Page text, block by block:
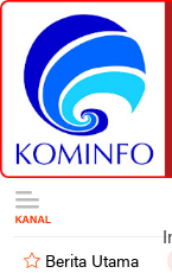
Berita Utama